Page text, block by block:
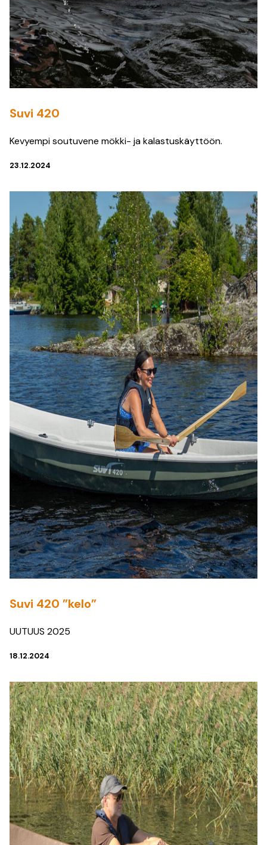
Suvi 420
Kevyempi soutuvene mökki- ja kalastuskäyttöön.
23.12.2024
Suvi 420 ”kelo”
UUTUUS 2025
18.12.2024